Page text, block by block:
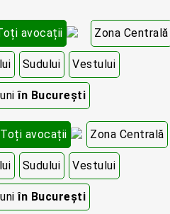
avocații Zona Centrală
Sudului Vestului
în București
Toți avocații Zona Centrală
Sudului Vestului
în București